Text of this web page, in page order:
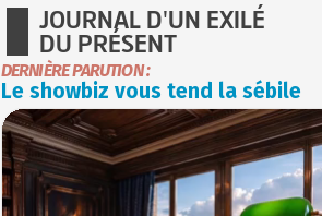
JOURNAL D'UN EXILÉ
DU PRÉSENT
DERNIÈRE PARUTION :
Le showbiz vous tend la sébile